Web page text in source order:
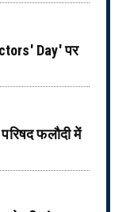
Day' पर
फलौदी में